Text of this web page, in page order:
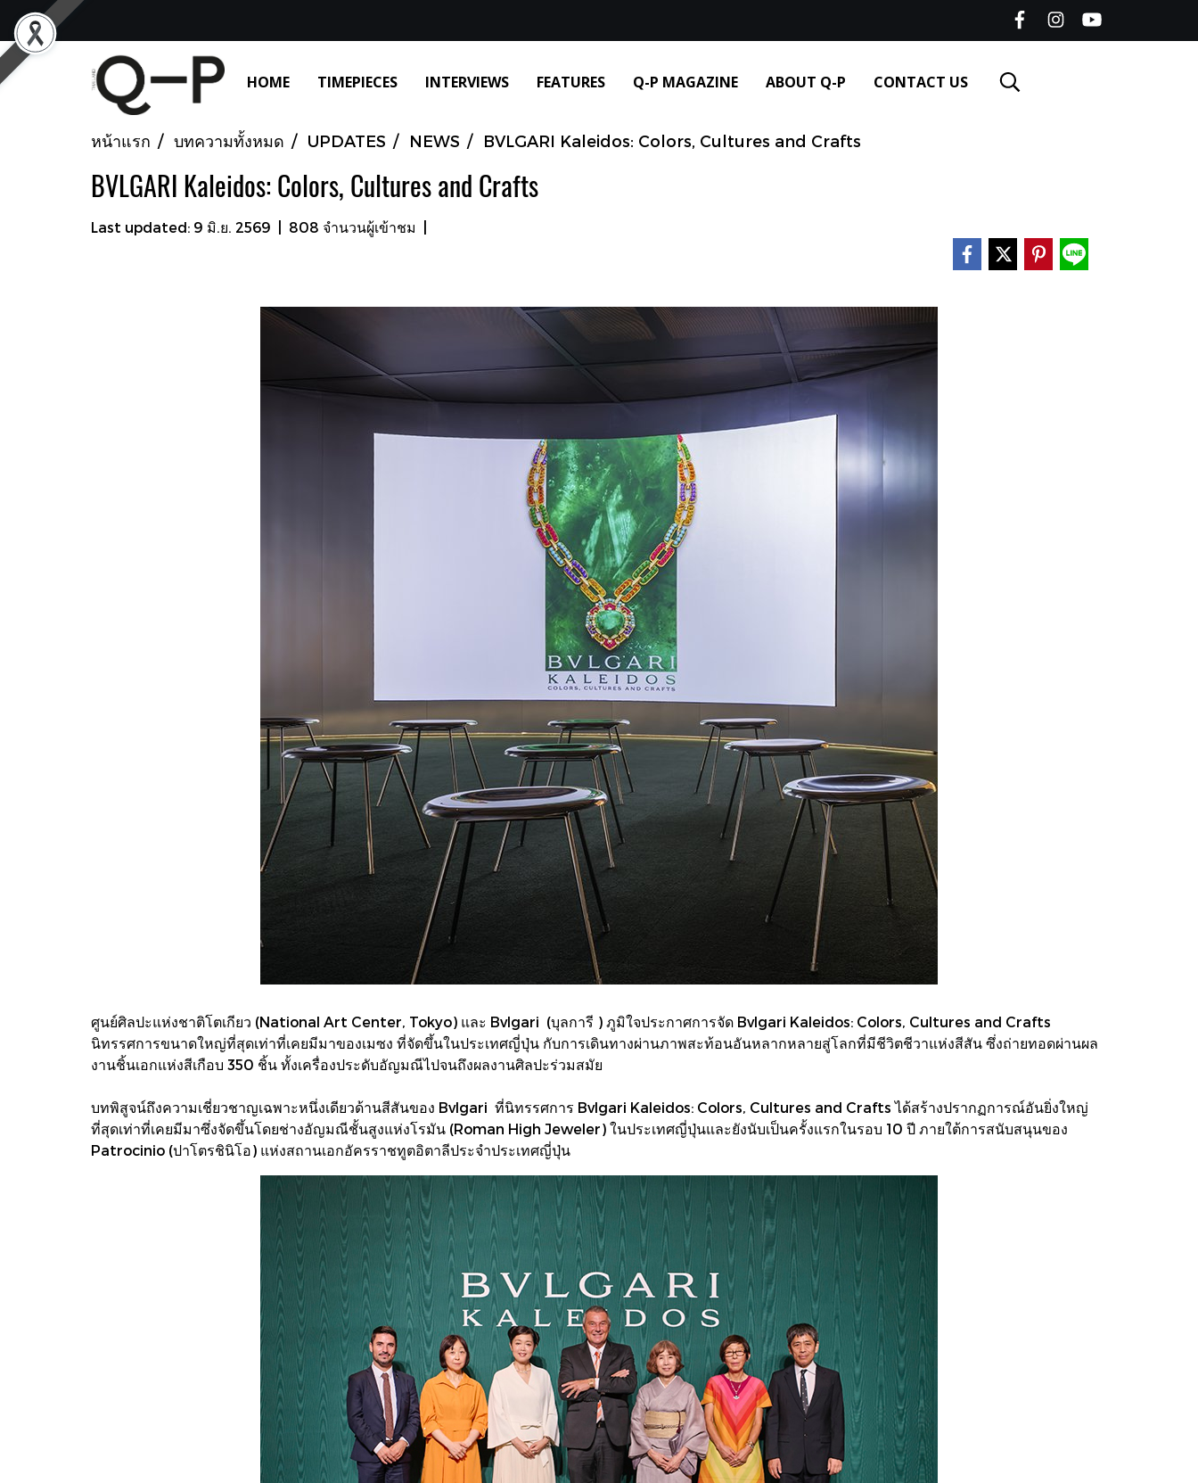
HOME TIMEPIECES INTERVIEWS FEATURES Q-P MAGAZINE ABOUT Q-P CONTACT US
หน้าแรก บทความทั้งหมด UPDATES NEWS BVLGARI Kaleidos: Colors, Cultures and Crafts
BVLGARI Kaleidos: Colors, Cultures and Crafts
Last updated: 9 มิ.ย. 2569 808 จำนวนผู้เข้าชม
ศูนย์ศิลปะแห่งชาติโตเกียว (National Art Center, Tokyo) และ Bvlgari (บุลการี ) ภูมิใจประกาศการจัด Bvlgari Kaleidos: Colors, Cultures and Crafts
นิทรรศการขนาดใหญ่ที่สุดเท่าที่เคยมีมาของเมซง ที่จัดขึ้นในประเทศญี่ปุ่น กับการเดินทางผ่านภาพสะท้อนอันหลากหลายสู่โลกที่มีชีวิตชีวาแห่งสีสัน ซึ่งถ่ายทอดผ่านผล
งานชิ้นเอกแห่งสีเกือบ 350 ชิ้น ทั้งเครื่องประดับอัญมณีไปจนถึงผลงานศิลปะร่วมสมัย
บทพิสูจน์ถึงความเชี่ยวชาญเฉพาะหนึ่งเดียวด้านสีสันของ Bvlgari ที่นิทรรศการ Bvlgari Kaleidos: Colors, Cultures and Crafts ได้สร้างปรากฏการณ์อันยิ่งใหญ่
ที่สุดเท่าที่เคยมีมาซึ่งจัดขึ้นโดยช่างอัญมณีชั้นสูงแห่งโรมัน (Roman High Jeweler) ในประเทศญี่ปุ่นและยังนับเป็นครั้งแรกในรอบ 10 ปี ภายใต้การสนับสนุนของ
Patrocinio (ปาโตรชินิโอ) แห่งสถานเอกอัครราชทูตอิตาลีประจำประเทศญี่ปุ่น